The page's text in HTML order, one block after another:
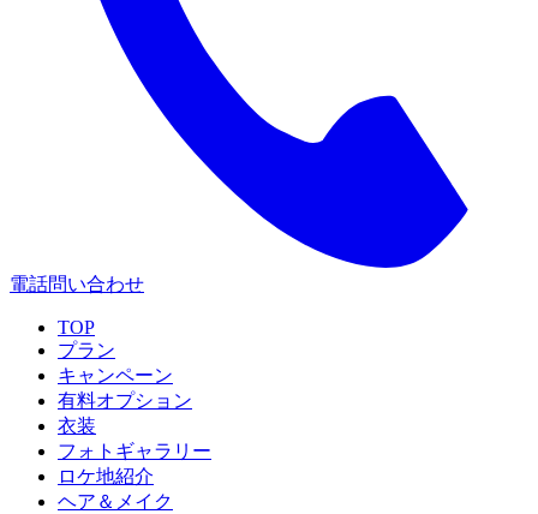
電話問い合わせ
TOP
プラン
キャンペーン
有料オプション
衣装
フォトギャラリー
ロケ地紹介
ヘア＆メイク